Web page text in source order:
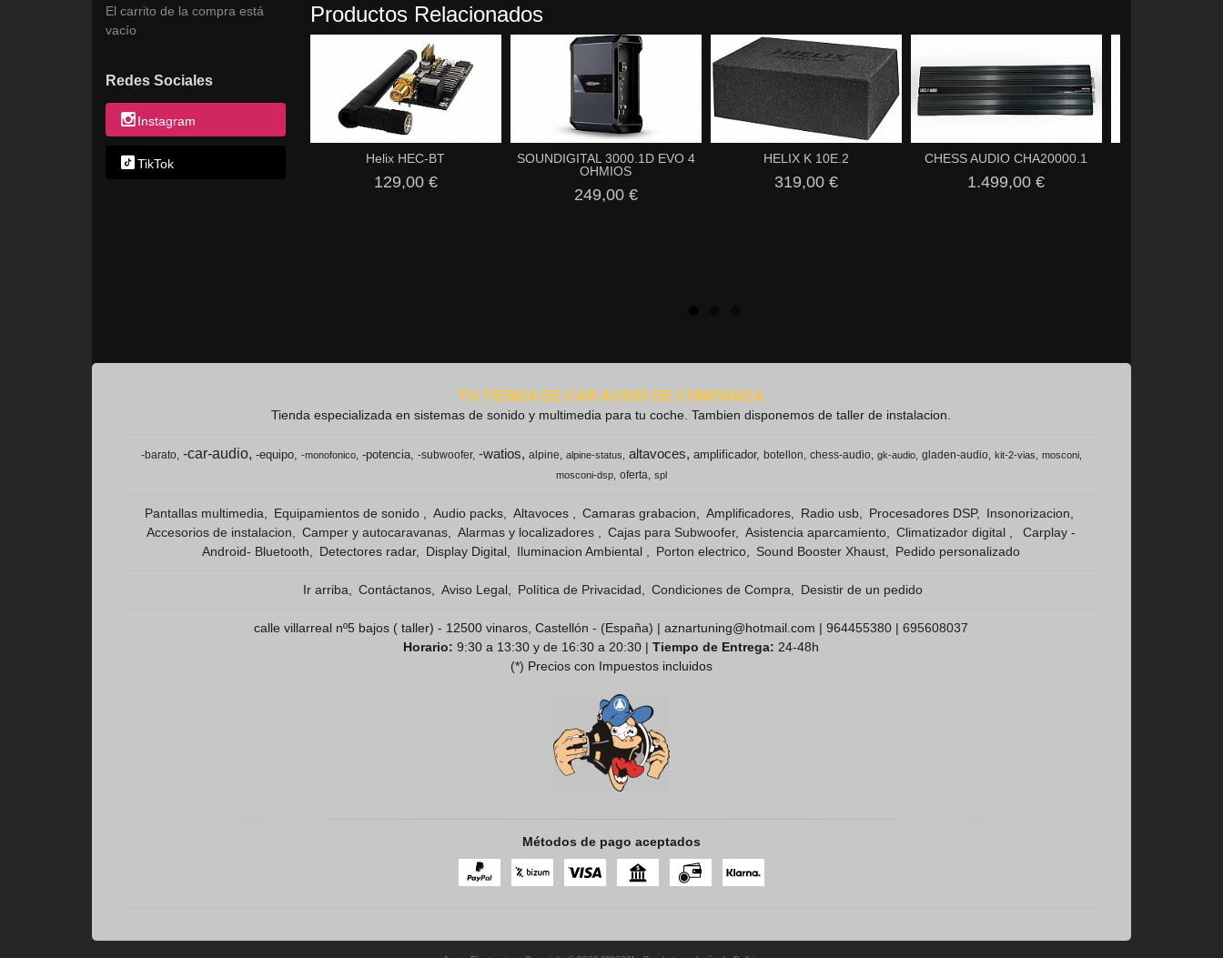
El carrito de la compra está
vacío
Redes Sociales
Instagram
TikTok
Productos Relacionados
Helix HEC-BT
129,00 €
SOUNDIGITAL 3000.1D EVO 4
OHMIOS
249,00 €
HELIX K 10E.2
319,00 €
CHESS AUDIO CHA20000.1
1.499,00 €
TU TIENDA DE CAR AUDIO DE CONFIANZA
Tienda especializada en sistemas de sonido y multimedia para tu coche. Tambien disponemos de taller de instalacion.
-barato -car-audio -equipo -monofonico -potencia -subwoofer -watios alpine alpine-status altavoces amplificador botellon chess-audio gk-audio gladen-audio kit-2-vias
mosconi
mosconi-dsp
oferta spl
Pantallas multimedia Equipamientos de sonido Audio packs Altavoces Camaras grabacion Amplificadores Radio usb Procesadores DSP
Insonorizacion
Accesorios de instalacion
Camper y autocaravanas Alarmas y localizadores Cajas para Subwoofer Asistencia aparcamiento Climatizador digital
Carplay -
Android- Bluetooth
Detectores radar Display Digital Iluminacion Ambiental Porton electrico Sound Booster Xhaust Pedido personalizado
Ir arriba Contáctanos Aviso Legal Política de Privacidad Condiciones de Compra Desistir de un pedido
calle villarreal nº5 bajos ( taller) - 12500 vinaros, Castellón - (España) | aznartuning@hotmail.com |964455380 |695608037
Horario:9:30 a 13:30 y de 16:30 a 20:30 |Tiempo de Entrega:24-48h
(*) Precios con Impuestos incluidos
Métodos de pago aceptados